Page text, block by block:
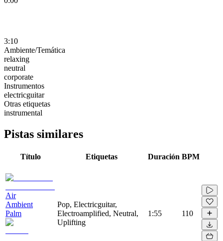
3:10
Ambiente/Temática
relaxing
neutral
corporate
Instrumentos
electricguitar
Otras etiquetas
instrumental
Pistas similares
Título Etiquetas Duración BPM
Air
Ambient
Palm
Pop, Electricguitar,
Electroamplified, Neutral,
Uplifting
1:55 110